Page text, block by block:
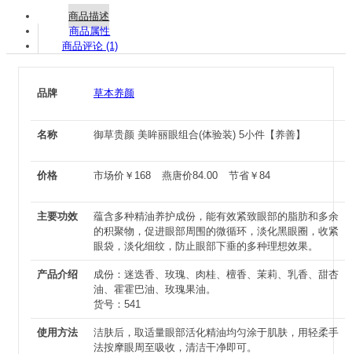
商品描述
商品属性
商品评论 (1)
品牌 草本养颜
名称 御草贵颜 美眸丽眼组合(体验装) 5小件【养善】
价格 市场价 ￥ 168 燕唐价84.00 节省 ￥ 84
主要功效
蕴含多种精油养护成份，能有效紧致眼部的脂肪和多余
的积聚物，促进眼部周围的微循环，淡化黑眼圈，收紧
眼袋，淡化细纹，防止眼部下垂的多种理想效果。
产品介绍
成份：迷迭香、玫瑰、肉桂、檀香、茉莉、乳香、甜杏
油、霍霍巴油、玫瑰果油。
货号：541
使用方法
洁肤后，取适量眼部活化精油均匀涂于肌肤，用轻柔手
法按摩眼周至吸收，清洁干净即可。